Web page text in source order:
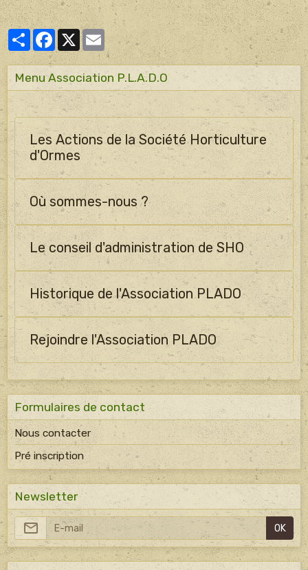
PartagerFacebook
X Email
Menu Association P.L.A.D.O
Les Actions de la Société Horticulture
d'Ormes
Où sommes-nous ?
Le conseil d'administration de SHO
Historique de l'Association PLADO
Rejoindre l'Association PLADO
Formulaires de contact
Nous contacter
Pré inscription
Newsletter
OK